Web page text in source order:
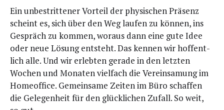
Ein unbe­strit­te­ner Vor­teil der phy­si­schen Prä­senz
scheint es, sich über den Weg lau­fen zu kön­nen, ins
Gespräch zu kom­men, wor­aus dann eine gute Idee
oder neue Lösung ent­steht. Das ken­nen wir hof­fent­
lich alle. Und wir erleb­ten gera­de in den letz­ten
Wochen und Mona­ten viel­fach die Ver­ein­sa­mung im
Home­of­fice. Gemein­sa­me Zei­ten im Büro schaf­fen
die Gele­gen­heit für den glück­li­chen Zufall. So weit,